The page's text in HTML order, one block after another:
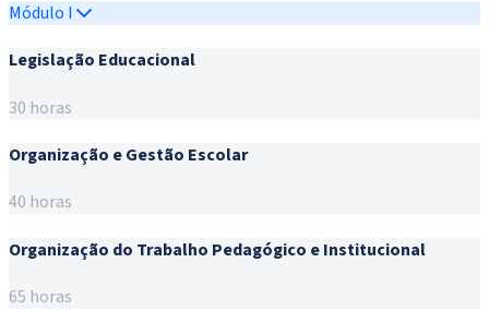
Módulo I
Legislação Educacional
30 horas
Organização e Gestão Escolar
40 horas
Organização do Trabalho Pedagógico e Institucional
65 horas